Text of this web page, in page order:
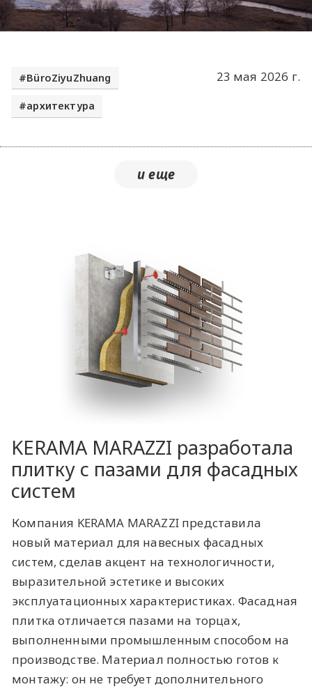
23 мая 2026 г.
BüroZiyuZhuang
архитектура
KERAMA MARAZZI разработала
плитку с пазами для фасадных
систем
Компания KERAMA MARAZZI представила
новый материал для навесных фасадных
систем, сделав акцент на технологичности,
выразительной эстетике и высоких
эксплуатационных характеристиках. Фасадная
плитка отличается пазами на торцах,
выполненными промышленным способом на
производстве. Материал полностью готов к
монтажу: он не требует дополнительного